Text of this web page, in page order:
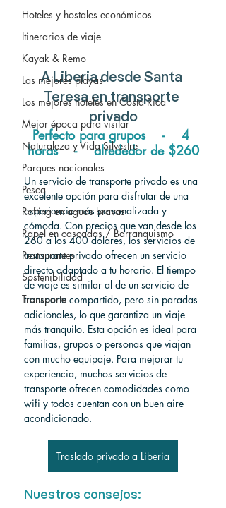
Hoteles y hostales económicos
Itinerarios de viaje
Kayak & Remo
Las mejores playas
Los mejores hoteles en Costa Rica
Mejor época para visitar
Naturaleza y Vida Silvestre
Parques nacionales
Pesca
Rafting en aguas bravas
Rapel en cascadas / Barranquismo
Restaurantes
Sostenibilidad
Transporte
A Liberia desde Santa
Teresa en transporte
privado
Perfecto para grupos    -    4
horas    - alrededor de $260
Un servicio de transporte privado es una
excelente opción para disfrutar de una
experiencia más personalizada y
cómoda. Con precios que van desde los
260 a los 400 dólares, los servicios de
transporte privado ofrecen un servicio
directo adaptado a tu horario. El tiempo
de viaje es similar al de un servicio de
transporte compartido, pero sin paradas
adicionales, lo que garantiza un viaje
más tranquilo. Esta opción es ideal para
familias, grupos o personas que viajan
con mucho equipaje. Para mejorar tu
experiencia, muchos servicios de
transporte ofrecen comodidades como
wifi y todos cuentan con un buen aire
acondicionado.
Traslado privado a Liberia
Nuestros consejos: